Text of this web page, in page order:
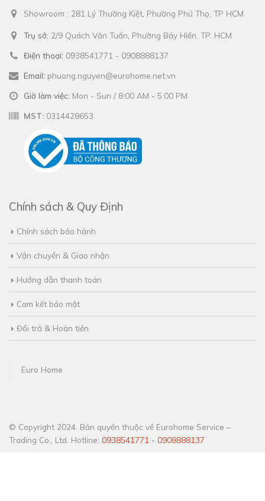
Showroom : 281 Lý Thường Kiệt, Phường Phú Thọ, TP HCM
Trụ sở: 2/9 Quách Văn Tuấn, Phường Bảy Hiền, TP. HCM
Điện thoại: 0938541771 - 0908888137
Email: phuong.nguyen@eurohome.net.vn
Giờ làm việc: Mon - Sun / 8:00 AM - 5:00 PM
MST: 0314428653
Chính sách & Quy Định
Chính sách bảo hành
Vận chuyển & Giao nhận
Hướng dẫn thanh toán
Cam kết bảo mật
Đổi trả & Hoàn tiền
Euro Home
© Copyright 2024. Bản quyền thuộc về Eurohome Service –
Trading Co., Ltd. Hotline: 0938541771 - 0908888137